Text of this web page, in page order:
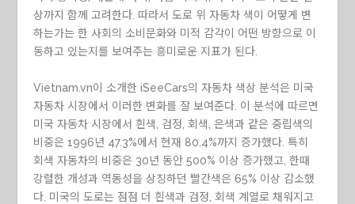
상까지 함께 고려한다. 따라서 도로 위 자동차 색이 어떻게 변
하는가는 한 사회의 소비문화와 미적 감각이 어떤 방향으로 이
동하고 있는지를 보여주는 흥미로운 지표가 된다.
Vietnam.vn이 소개한 iSeeCars의 자동차 색상 분석은 미국
자동차 시장에서 이러한 변화를 잘 보여준다. 이 분석에 따르면
미국 자동차 시장에서 흰색, 검정, 회색, 은색과 같은 중립색의
비중은 1996년 47.3%에서 현재 80.4%까지 증가했다. 특히
회색 자동차의 비중은 30년 동안 500% 이상 증가했고, 한때
강렬한 개성과 역동성을 상징하던 빨간색은 65% 이상 감소했
다. 미국의 도로는 점점 더 흰색과 검정, 회색 계열로 채워지고